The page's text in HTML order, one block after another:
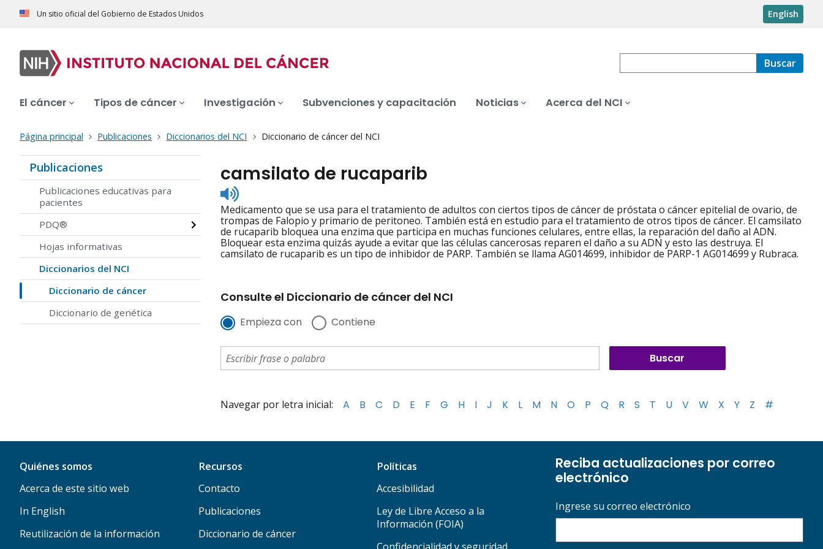
Un sitio oficial del Gobierno de Estados Unidos English
Buscar
El cáncer Tipos de cáncer Investigación Subvenciones y capacitación Noticias Acerca del NCI
Página principal Publicaciones Diccionarios del NCI Diccionario de cáncer del NCI
Publicaciones
Publicaciones educativas para
pacientes
PDQ®
Hojas informativas
Diccionarios del NCI
Diccionario de cáncer
Diccionario de genética
camsilato de rucaparib
Listen
to
pronunciation
Medicamento que se usa para el tratamiento de adultos con ciertos tipos de cáncer de próstata o cáncer epitelial de ovario, de
trompas de Falopio y primario de peritoneo. También está en estudio para el tratamiento de otros tipos de cáncer. El camsilato
de rucaparib bloquea una enzima que participa en muchas funciones celulares, entre ellas, la reparación del daño al ADN.
Bloquear esta enzima quizás ayude a evitar que las células cancerosas reparen el daño a su ADN y esto las destruya. El
camsilato de rucaparib es un tipo de inhibidor de PARP. También se llama AG014699, inhibidor de PARP-1 AG014699 y Rubraca.
Consulte el Diccionario de cáncer del NCI
Empieza con Contiene
Navegar por letra inicial: A B C D E F G H I J K L M N O P Q R S T U V W X Y Z #
Quiénes somos
Acerca de este sitio web
In English
Reutilización de la información
Recursos
Contacto
Publicaciones
Diccionario de cáncer
Políticas
Accesibilidad
Ley de Libre Acceso a la
Información (FOIA)
Reciba actualizaciones por correo
electrónico
Ingrese su correo electrónico